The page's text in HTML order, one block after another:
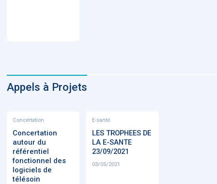
Appels à Projets
Concertation
Concertation
autour du
référentiel
fonctionnel des
logiciels de
télésoin
E-santé
LES TROPHEES DE
LA E-SANTE
23/09/2021
03/05/2021